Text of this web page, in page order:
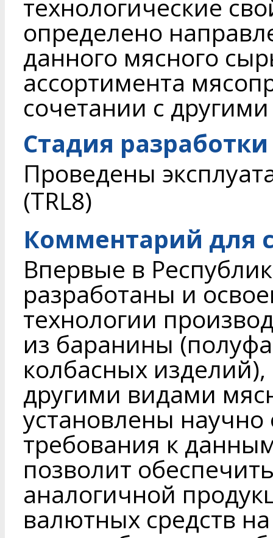
технологические
определено
данного мясного
ассортимента
сочетании с
Стадия разработки
Проведены
(TRL8)
Комментарий для
Впервые в
разработаны и
технологии
из баранины
колбасных
другими видами
установлены
требования к
позволит
аналогичной
валютных средств